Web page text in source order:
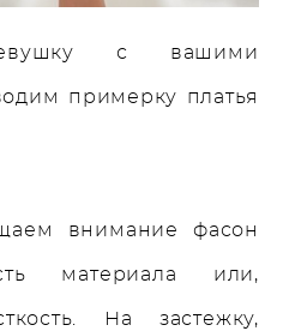
с вашими
примерку платья
внимание фасон
материала или,
На застежку,